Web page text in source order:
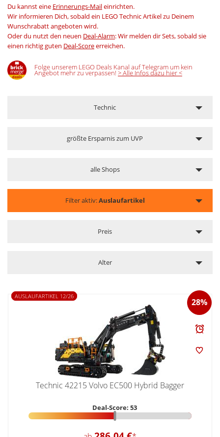
Du kannst eine Erinnerungs-Maileinrichten.
Wir informieren Dich, sobald ein LEGO Technic Artikel zu Deinem
Wunschrabatt angeboten wird.
Oder du nutzt den neuen Deal-Alarm: Wir melden dir Sets, sobald sie
einen richtig guten Deal-Scoreerreichen.
Folge unserem LEGO Deals Kanal auf Telegram um kein
Angebot mehr zu verpassen! > Alle Infos dazu hier <
Technic
größte Ersparnis zum UVP
alle Shops
Filter aktiv:Auslaufartikel
Preis
Alter
28%
AUSLAUFARTIKEL 12/26
Technic 42215 Volvo EC500 Hybrid Bagger
Deal-Score: 53